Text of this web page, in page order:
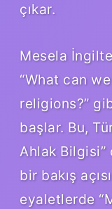
çıkar.
Mesela
“What can
religions?”
başlar. Bu,
Ahlak Bilgisi”
bir bakış
eyaletlerde